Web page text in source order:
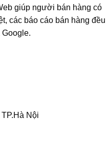
giúp người bán hàng có
các báo cáo bán hàng đều
Nội